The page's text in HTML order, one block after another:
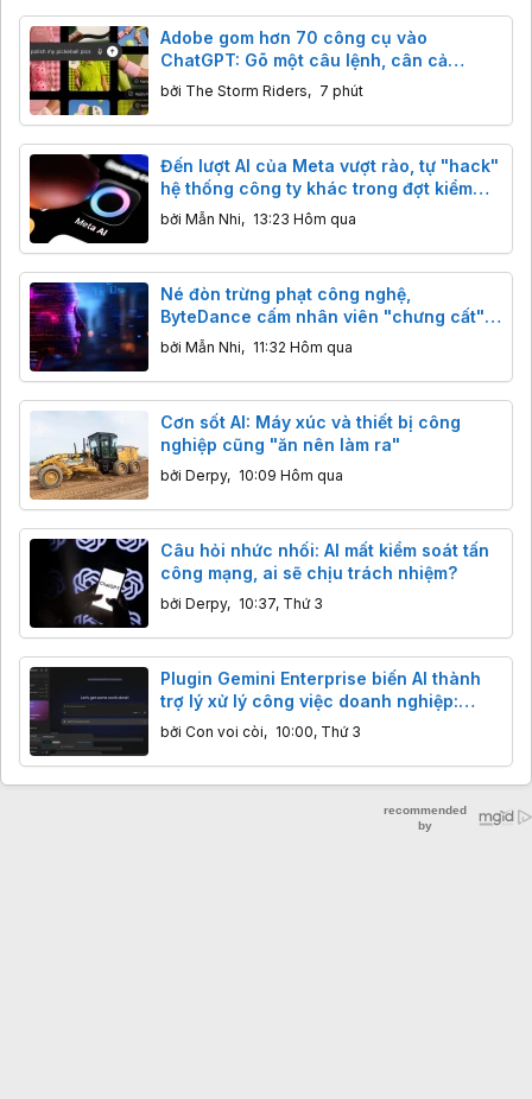
Adobe gom hơn 70 công cụ vào
ChatGPT: Gõ một câu lệnh, cân cả
Photoshop lẫn Premiere
bởi The Storm Riders, 7 phút
Đến lượt AI của Meta vượt rào, tự "hack"
hệ thống công ty khác trong đợt kiểm
thử
bởi Mẫn Nhi, 13:23 Hôm qua
Né đòn trừng phạt công nghệ,
ByteDance cấm nhân viên "chưng cất"
mô hình AI Mỹ
bởi Mẫn Nhi, 11:32 Hôm qua
Cơn sốt AI: Máy xúc và thiết bị công
nghiệp cũng "ăn nên làm ra"
bởi Derpy, 10:09 Hôm qua
Câu hỏi nhức nhối: AI mất kiểm soát tấn
công mạng, ai sẽ chịu trách nhiệm?
bởi Derpy, 10:37, Thứ 3
Plugin Gemini Enterprise biến AI thành
trợ lý xử lý công việc doanh nghiệp:
Thông tin bạn cần biết
bởi Con voi còi, 10:00, Thứ 3